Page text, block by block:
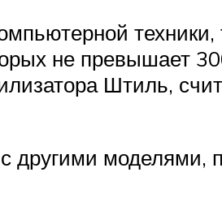
не превышает
Штиль,
другими моделями,